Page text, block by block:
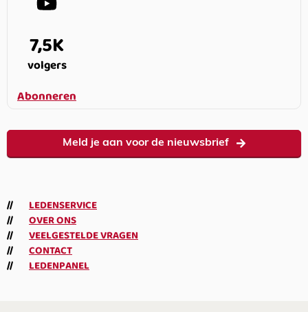
7,5K
volgers
Abonneren
Meld je aan voor de nieuwsbrief
LEDENSERVICE
OVER ONS
VEELGESTELDE VRAGEN
CONTACT
LEDENPANEL